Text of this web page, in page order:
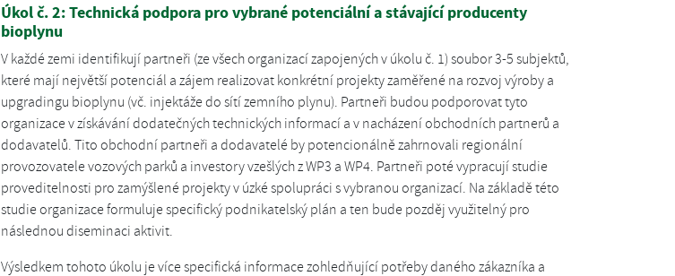
Úkol č. 2: Technická podpora pro vybrané potenciální a stávající producenty
bioplynu
V každé zemi identifikují partneři (ze všech organizací zapojených v úkolu č. 1) soubor 3-5 subjektů,
které mají největší potenciál a zájem realizovat konkrétní projekty zaměřené na rozvoj výroby a
upgradingu bioplynu (vč. injektáže do sítí zemního plynu). Partneři budou podporovat tyto
organizace v získávání dodatečných technických informací a v nacházení obchodních partnerů a
dodavatelů. Tito obchodní partneři a dodavatelé by potencionálně zahrnovali regionální
provozovatele vozových parků a investory vzešlých z WP3 a WP4. Partneři poté vypracují studie
proveditelnosti pro zamýšlené projekty v úzké spolupráci s vybranou organizací. Na základě této
studie organizace formuluje specifický podnikatelský plán a ten bude pozděj využitelný pro
následnou diseminaci aktivit.
Výsledkem tohoto úkolu je více specifická informace zohledňující potřeby daného zákazníka a